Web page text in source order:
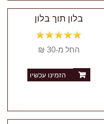
בלון תוך בלון
החל מ-30 ₪
הזמינו עכשיו